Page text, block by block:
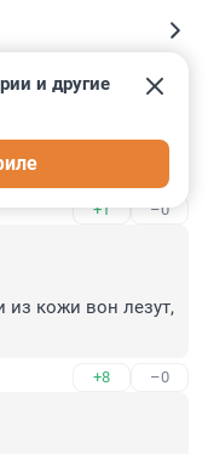
мы посмеемся
+1 –0
и другие
из кожи вон лезут,
+8 –0